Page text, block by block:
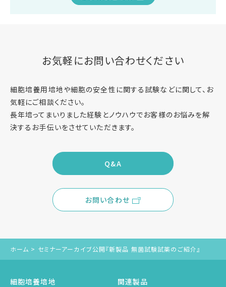
お気軽にお問い合わせください
細胞培養用培地や細胞の安全性に関する試験などに関して、お
気軽にご相談ください。
長年培ってまいりました経験とノウハウでお客様のお悩みを解
決するお手伝いをさせていただきます。
Q&A
お問い合わせ
ホーム > セミナーアーカイブ公開『新製品 無菌試験試薬のご紹介』
細胞培養培地 関連製品